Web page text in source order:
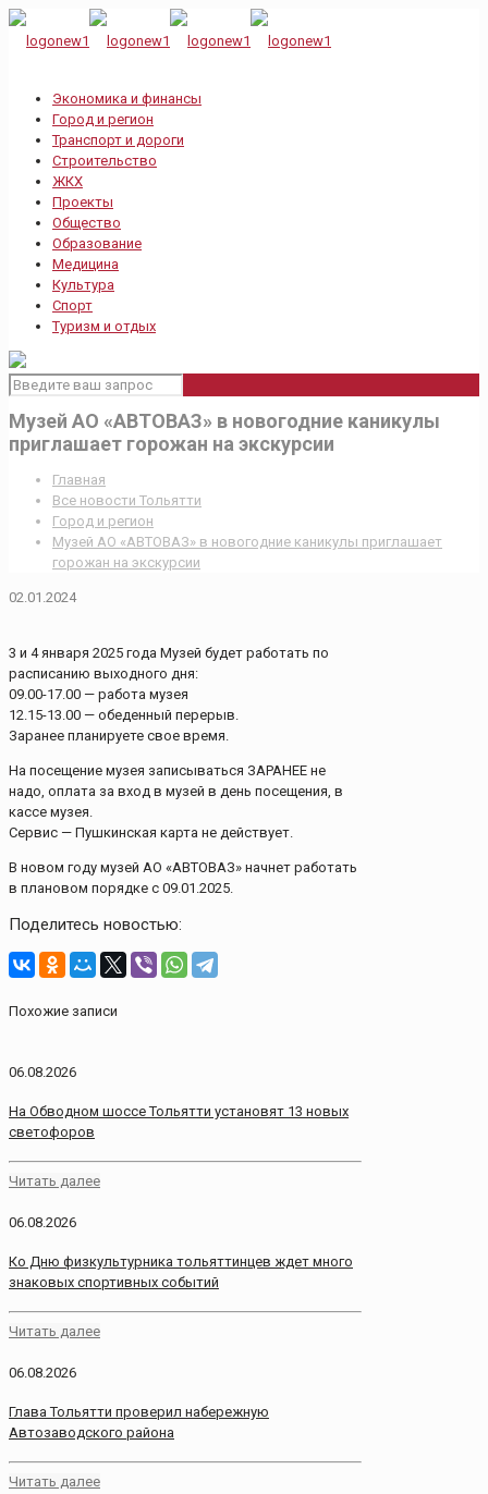
Экономика и финансы
Город и регион
Транспорт и дороги
Строительство
ЖКХ
Проекты
Общество
Образование
Медицина
Культура
Спорт
Туризм и отдых
Музей АО «АВТОВАЗ» в новогодние каникулы
приглашает горожан на экскурсии
Главная
Все новости Тольятти
Город и регион
Музей АО «АВТОВАЗ» в новогодние каникулы приглашает
горожан на экскурсии
02.01.2024
3 и 4 января 2025 года Музей будет работать по
расписанию выходного дня:
09.00-17.00 — работа музея
12.15-13.00 — обеденный перерыв.
Заранее планируете свое время.
На посещение музея записываться ЗАРАНЕЕ не
надо, оплата за вход в музей в день посещения, в
кассе музея.
Сервис — Пушкинская карта не действует.
В новом году музей АО «АВТОВАЗ» начнет работать
в плановом порядке с 09.01.2025.
Поделитесь новостью:
Похожие записи
06.08.2026
На Обводном шоссе Тольятти установят 13 новых
светофоров
Читать далее
06.08.2026
Ко Дню физкультурника тольяттинцев ждет много
знаковых спортивных событий
Читать далее
06.08.2026
Глава Тольятти проверил набережную
Автозаводского района
Читать далее